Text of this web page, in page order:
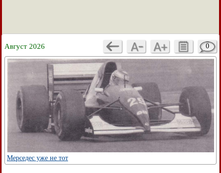
Август 2026 0
Мерседес уже не тот